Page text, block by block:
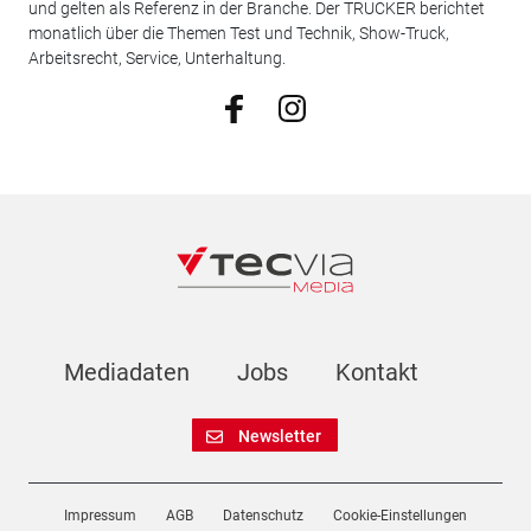
und gelten als Referenz in der Branche. Der TRUCKER berichtet
monatlich über die Themen Test und Technik, Show-Truck,
Arbeitsrecht, Service, Unterhaltung.
Mediadaten Jobs Kontakt
Newsletter
Impressum AGB Datenschutz Cookie-Einstellungen